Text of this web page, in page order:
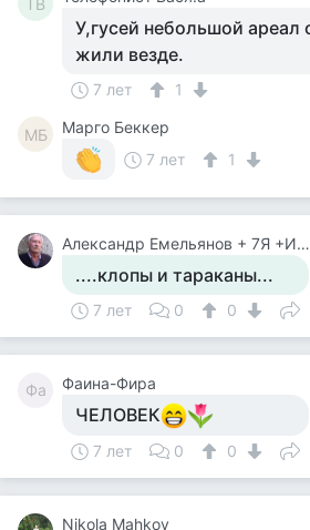
ТВ
У,гусей небольшой ареал
жили везде.
7 лет 1
MБ
Mарго Беккер
7 лет
1
Александр Емельянов + 7Я +Инструктор Туризма
....клопы и тараканы...
7 лет 0 0
Фа Фаина-Фира
ЧЕЛОВЕК
7 лет 0 0
Nikola Mahkov